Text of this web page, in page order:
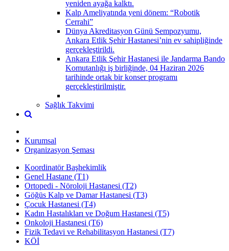
yeniden ayağa kalktı.
Kalp Ameliyatında yeni dönem: “Robotik
Cerrahi”
Dünya Akreditasyon Günü Sempozyumu,
Ankara Etlik Şehir Hastanesi’nin ev sahipliğinde
gerçekleştirildi.
Ankara Etlik Şehir Hastanesi ile Jandarma Bando
Komutanlığı iş birliğinde, 04 Haziran 2026
tarihinde ortak bir konser programı
gerçekleştirilmiştir.
Sağlık Takvimi
Kurumsal
Organizasyon Şeması
Koordinatör Başhekimlik
Genel Hastane (T1)
Ortopedi - Nöroloji Hastanesi (T2)
Göğüs Kalp ve Damar Hastanesi (T3)
Çocuk Hastanesi (T4)
Kadın Hastalıkları ve Doğum Hastanesi (T5)
Onkoloji Hastanesi (T6)
Fizik Tedavi ve Rehabilitasyon Hastanesi (T7)
KÖİ